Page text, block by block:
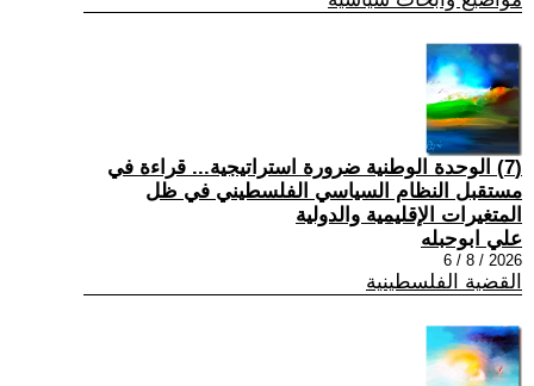
(7) الوحدة الوطنية ضرورة استراتيجية... قراءة في
مستقبل النظام السياسي الفلسطيني في ظل
المتغيرات الإقليمية والدولية
علي ابوحبله
2026 / 8 / 6
القضية الفلسطينية